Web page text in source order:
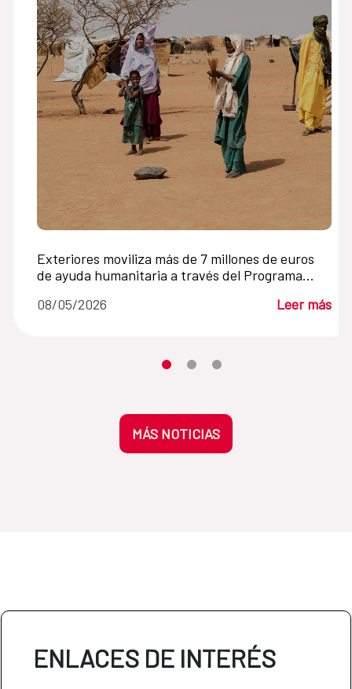
Exteriores moviliza más de 7 millones de euros
de ayuda humanitaria a través del Programa
08/05/2026 Leer más
Desplaza el carrusel hasta su
Desplaza el carrusel hasta su
Desplaza el carrusel
MÁS NOTICIAS
ENLACES DE INTERÉS